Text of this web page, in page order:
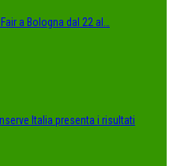
a Bologna dal 22 al…
Italia presenta i risultati